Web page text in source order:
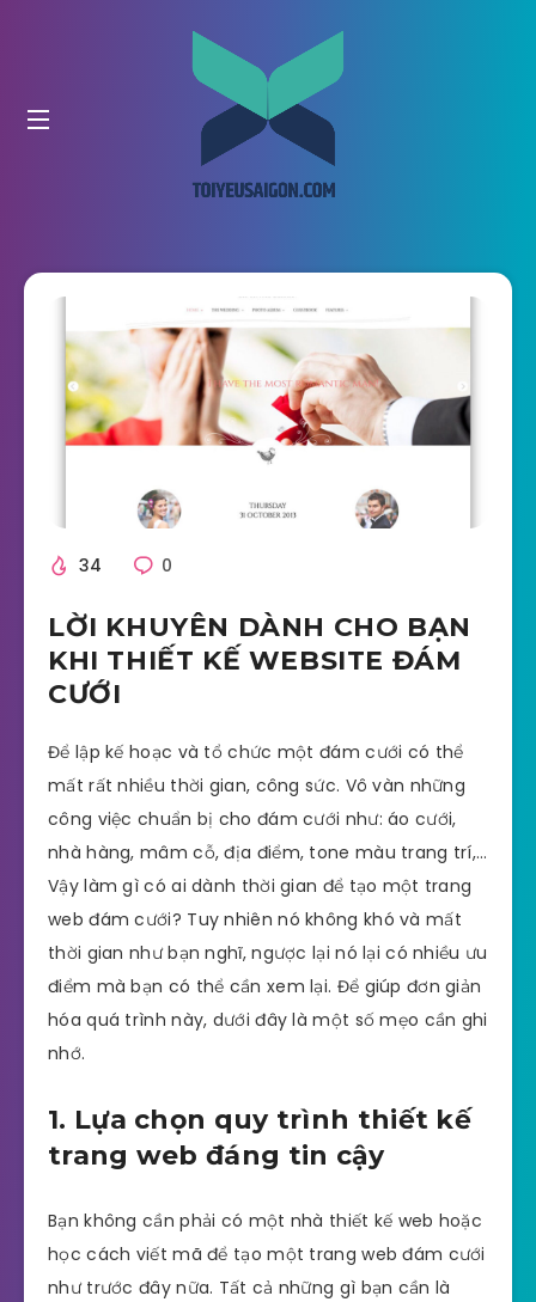
34 0
LỜI KHUYÊN DÀNH CHO BẠN
KHI THIẾT KẾ WEBSITE ĐÁM
CƯỚI
Để lập kế hoạc và tổ chức một đám cưới có thể
mất rất nhiều thời gian, công sức. Vô vàn những
công việc chuẩn bị cho đám cưới như: áo cưới,
nhà hàng, mâm cỗ, địa điểm, tone màu trang trí,…
Vậy làm gì có ai dành thời gian để tạo một trang
web đám cưới? Tuy nhiên nó không khó và mất
thời gian như bạn nghĩ, ngược lại nó lại có nhiều ưu
điểm mà bạn có thể cần xem lại. Để giúp đơn giản
hóa quá trình này, dưới đây là một số mẹo cần ghi
nhớ.
1. Lựa chọn quy trình thiết kế
trang web đáng tin cậy
Bạn không cần phải có một nhà thiết kế web hoặc
học cách viết mã để tạo một trang web đám cưới
như trước đây nữa. Tất cả những gì bạn cần là